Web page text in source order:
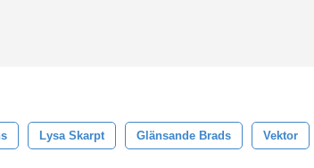
Lysa Skarpt Glänsande Brads Vektor